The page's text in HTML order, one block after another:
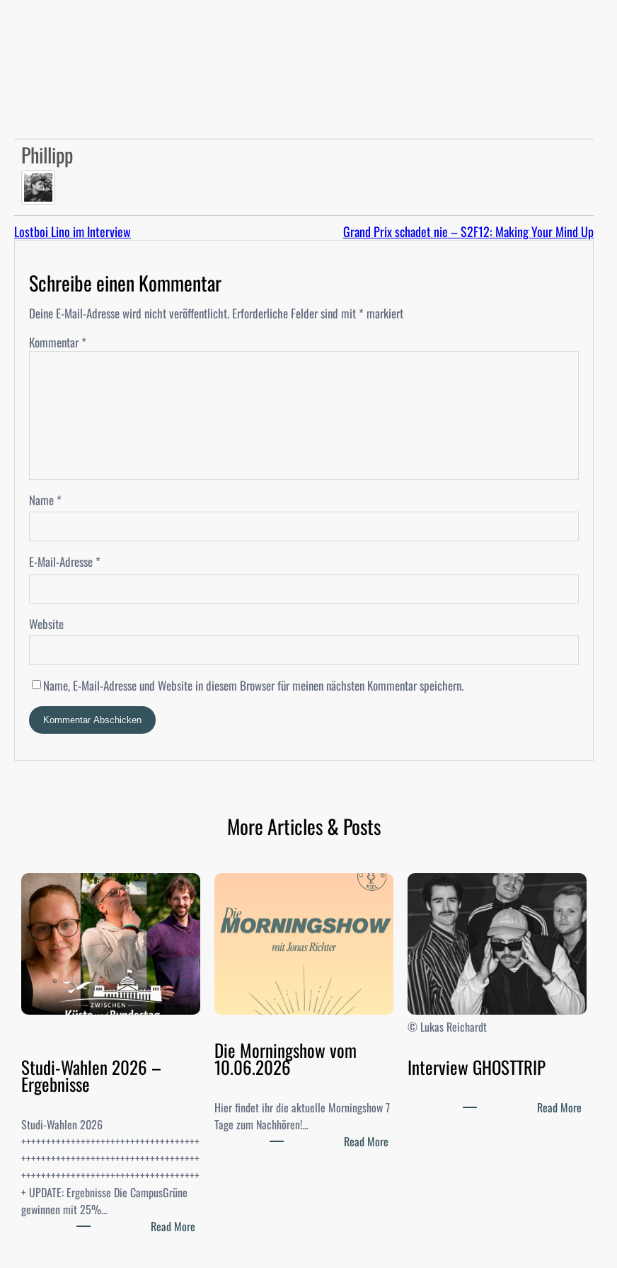
Phillipp
Lostboi Lino im Interview Grand Prix schadet nie – S2F12: Making Your Mind Up
Schreibe einen Kommentar
Deine E-Mail-Adresse wird nicht veröffentlicht. Erforderliche Felder sind mit * markiert
Kommentar*
Name *
E-Mail-Adresse *
Website
Name, E-Mail-Adresse und Website in diesem Browser für meinen nächsten Kommentar speichern.
More Articles & Posts
Studi-Wahlen 2026 –
Ergebnisse
Studi-Wahlen 2026
++++++++++++++++++++++++++++++++++++
++++++++++++++++++++++++++++++++++++
++++++++++++++++++++++++++++++++++++
+ UPDATE: Ergebnisse Die CampusGrüne
gewinnen mit 25%…
Read More:
Die Morningshow vom
10.06.2026
Hier findet ihr die aktuelle Morningshow 7
Tage zum Nachhören!…
Read More:
© Lukas Reichardt
Interview GHOSTTRIP
Read More: